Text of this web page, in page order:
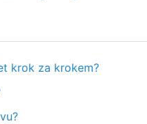
krok za krokem?